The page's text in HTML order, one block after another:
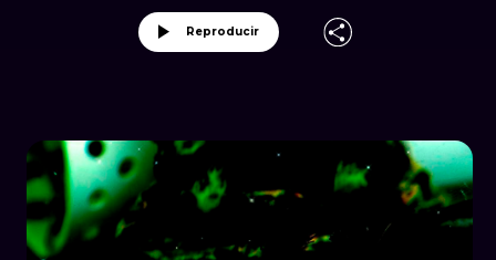
Reproducir